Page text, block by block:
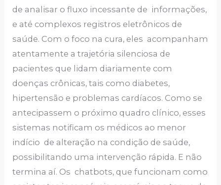
de analisar o fluxo incessante de informações,
e até complexos registros eletrônicos de
saúde. Com o foco na cura, eles acompanham
atentamente a trajetória silenciosa de
pacientes que lidam diariamente com
doenças crônicas, tais como diabetes,
hipertensão e problemas cardíacos. Como se
antecipassem o próximo quadro clínico, esses
sistemas notificam os médicos ao menor
indício de alteração na condição de saúde,
possibilitando uma intervenção rápida. E não
termina aí. Os chatbots, que funcionam como